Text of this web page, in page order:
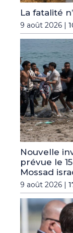
La fatalité
9 août 2026 |
Nouvelle
prévue le
Mossad
9 août 2026 |